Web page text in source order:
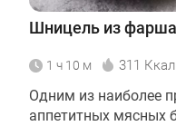
Шницель из фарша
1 ч 10 м 311 Ккал
Одним из наиболее
аппетитных мясных